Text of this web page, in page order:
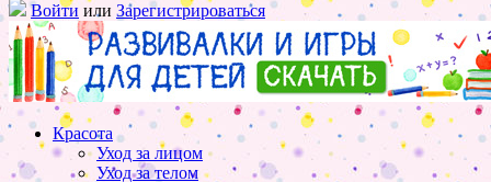
Войти или Зарегистрироваться
Красота
Уход за лицом
Уход за телом